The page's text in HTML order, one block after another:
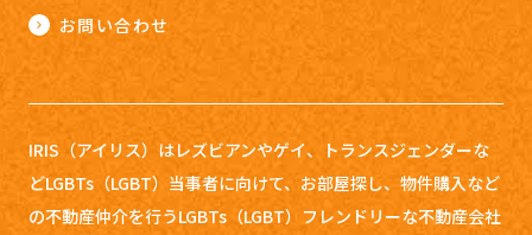
お問い合わせ
IRIS（アイリス）はレズビアンやゲイ、トランスジェンダーな
どLGBTs（LGBT）当事者に向けて、お部屋探し、 物件購入など
の不動産仲介を行うLGBTs（LGBT）フレンドリーな不動産会社